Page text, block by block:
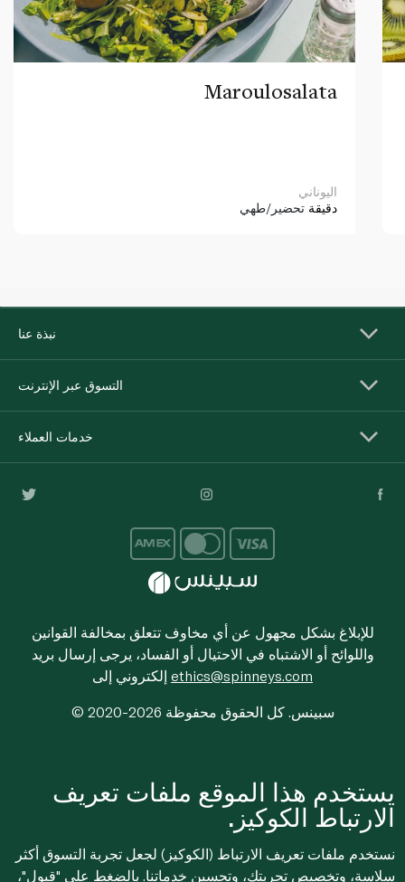
Maroulosalata
اليوناني
دقيقة تحضير/طهي
نبذة عنا
التسوق عبر الإنترنت
خدمات العملاء
للإبلاغ بشكل مجهول عن أي مخاوف تتعلق بمخالفة القوانين
واللوائح أو الاشتباه في الاحتيال أو الفساد، يرجى إرسال بريد
ethics@spinneys.com
© 2020-2026 سبينس. كل الحقوق محفوظة
يستخدم هذا الموقع ملفات تعريف
الارتباط الكوكيز.
نستخدم ملفات تعريف الارتباط (الكوكيز) لجعل تجربة التسوق أكثر
سلاسة، وتخصيص تجربتك، وتحسين خدماتنا. بالضغط على "قبول"،